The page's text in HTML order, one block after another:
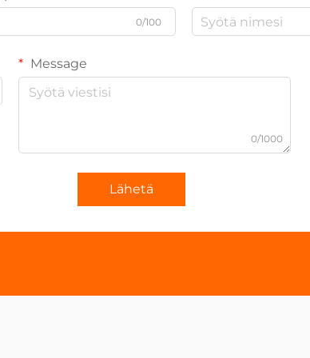
0/100
Message
0/1000
Lähetä